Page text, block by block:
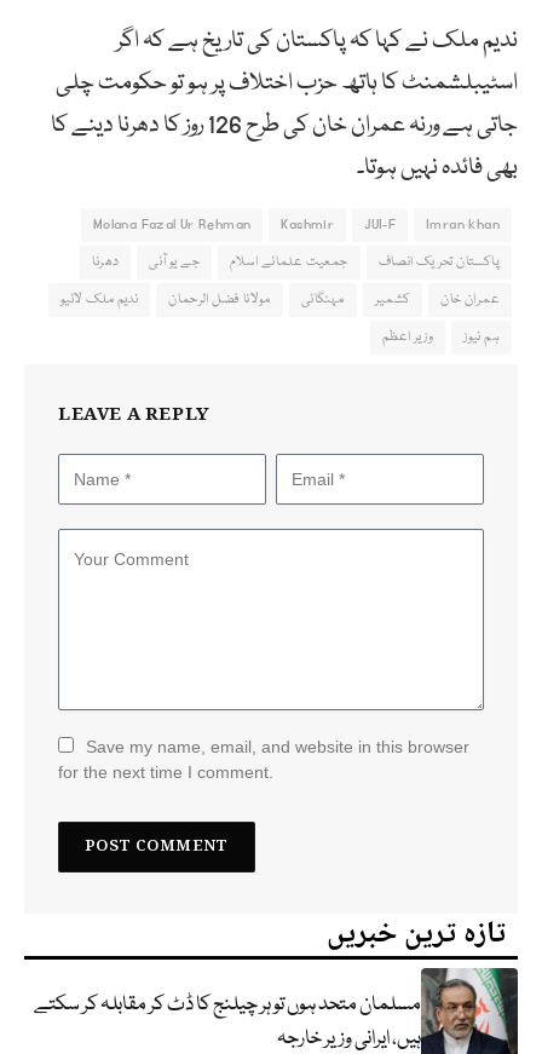
ندیم ملک نے کہا کہ پاکستان کی تاریخ ہے کہ اگر
اسٹیبلشمنٹ کا ہاتھ حزب اختلاف پر ہو تو حکومت چلی
جاتی ہے ورنہ عمران خان کی طرح 126 روز کا دھرنا دینے کا
بھی فائدہ نہیں ہوتا۔
Imran khan
JUI-F
Kashmir
Molana Fazal Ur Rehman
پاکستان تحریک انصاف
جمعیت علمائے اسلام جے یو آئی
دھرنا
عمران خان
کشمیر مہنگائی مولانا فضل الرحمان
ندیم ملک لائیو
ہم نیوز
وزیر اعظم
LEAVE A REPLY
Save my name, email, and website in this browser
for the next time I comment.
تازہ ترین خبریں
مسلمان متحد ہوں تو ہر چیلنج کا ڈٹ کر مقابلہ کر سکتے
ہیں، ایرانی وزیر خارجہ